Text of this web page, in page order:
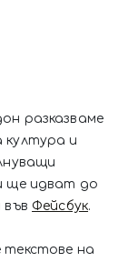
разказваме
и
ще идват до
Фейсбук.
текстове на